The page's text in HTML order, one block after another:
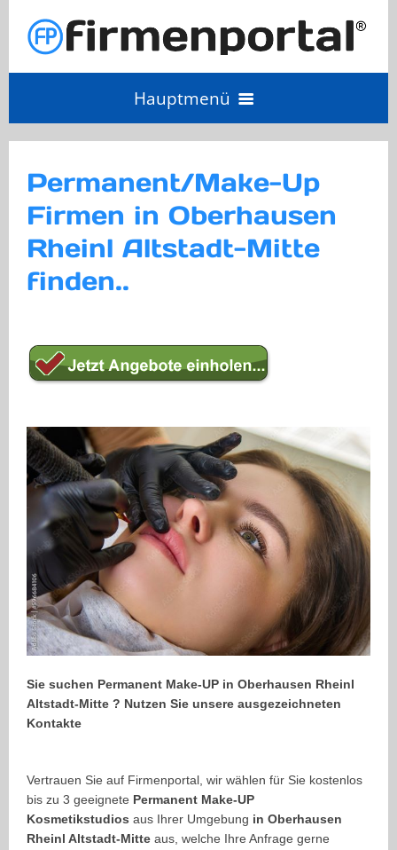
Hauptmenü
Anbieter Login
Permanent/Make-Up
Firmen in Oberhausen
Rheinl Altstadt-Mitte
finden..
Sie suchen Permanent Make-UP in Oberhausen Rheinl
Altstadt-Mitte ? Nutzen Sie unsere ausgezeichneten
Kontakte
Vertrauen Sie auf Firmenportal, wir wählen für Sie kostenlos
bis zu 3 geeignete Permanent Make-UP
Kosmetikstudios aus Ihrer Umgebung in Oberhausen
Rheinl Altstadt-Mitte aus, welche Ihre Anfrage gerne